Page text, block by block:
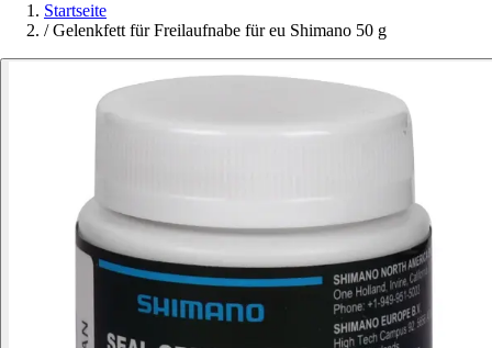
Startseite
/ Gelenkfett für Freilaufnabe für eu Shimano 50 g